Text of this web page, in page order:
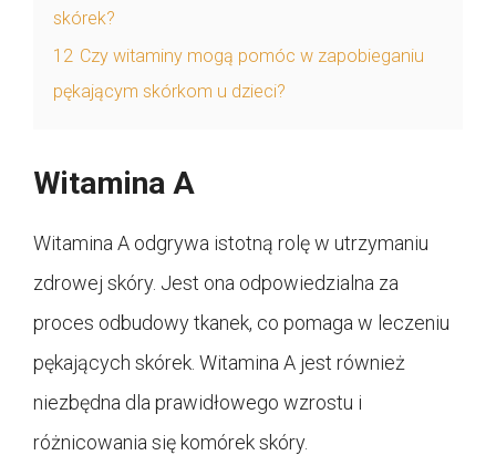
skórek?
12 Czy witaminy mogą pomóc w zapobieganiu
pękającym skórkom u dzieci?
Witamina A
Witamina A odgrywa istotną rolę w utrzymaniu
zdrowej skóry. Jest ona odpowiedzialna za
proces odbudowy tkanek, co pomaga w leczeniu
pękających skórek. Witamina A jest również
niezbędna dla prawidłowego wzrostu i
różnicowania się komórek skóry.